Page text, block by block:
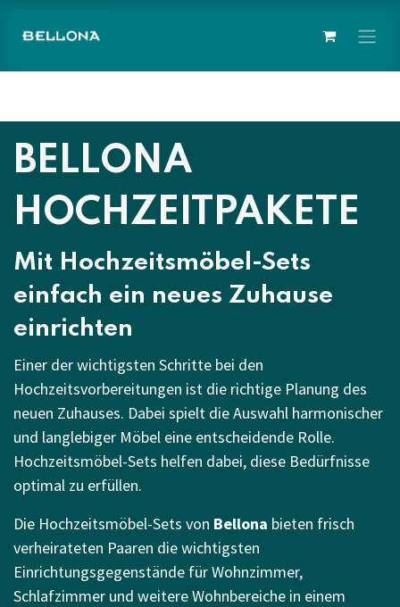
BELLONA
HOCHZEITPAKETE
Mit Hochzeitsmöbel-Sets
einfach ein neues Zuhause
einrichten
Einer der wichtigsten Schritte bei den
Hochzeitsvorbereitungen ist die richtige Planung des
neuen Zuhauses. Dabei spielt die Auswahl harmonischer
und langlebiger Möbel eine entscheidende Rolle.
Hochzeitsmöbel-Sets helfen dabei, diese Bedürfnisse
optimal zu erfüllen.
Die Hochzeitsmöbel-Sets von Bellona bieten frisch
verheirateten Paaren die wichtigsten
Einrichtungsgegenstände für Wohnzimmer,
Schlafzimmer und weitere Wohnbereiche in einem